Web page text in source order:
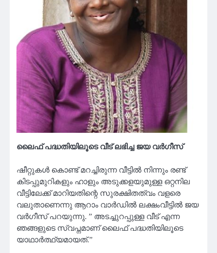
ലൈഫ് പദ്ധതിയിലൂടെ വീട് ലഭിച്ച ജയ വർഗീസ്
ഷീറ്റുകൾ കൊണ്ട് മറച്ചിരുന്ന വീട്ടിൽ നിന്നും രണ്ട്
കിടപ്പുമുറികളും ഹാളും അടുക്കളയുമുള്ള ഒറ്റനില
വീട്ടിലേക്ക് മാറിയതിന്റെ സുരക്ഷിതത്വം വളരെ
വലുതാണെന്നു ആറാം വാർഡിൽ ലക്ഷംവീട്ടിൽ ജയ
വർഗീസ് പറയുന്നു. ” അടച്ചുറപ്പുള്ള വീട് എന്ന
ഞങ്ങളുടെ സ്വപ്നമാണ് ലൈഫ് പദ്ധതിയിലൂടെ
യാഥാർത്ഥ്യമായത്.”